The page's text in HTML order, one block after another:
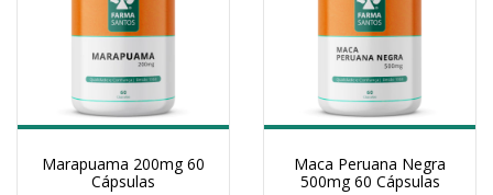
Marapuama 200mg 60
Cápsulas
Maca Peruana Negra
500mg 60 Cápsulas